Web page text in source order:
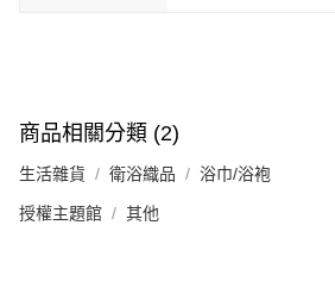
商品相關分類 (2)
生活雜貨 衛浴織品 浴巾/浴袍
授權主題館 其他